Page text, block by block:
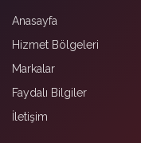
Anasayfa
Hizmet Bölgeleri
Markalar
Faydalı Bilgiler
İletişim